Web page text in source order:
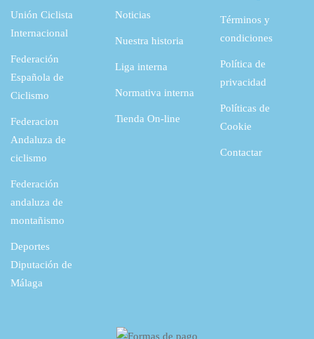
Unión Ciclista
Internacional
Federación
Española de
Ciclismo
Federacion
Andaluza de
ciclismo
Federación
andaluza de
montañismo
Deportes
Diputación de
Málaga
Noticias
Nuestra historia
Liga interna
Normativa interna
Tienda On-line
Términos y
condiciones
Política de
privacidad
Políticas de
Cookie
Contactar